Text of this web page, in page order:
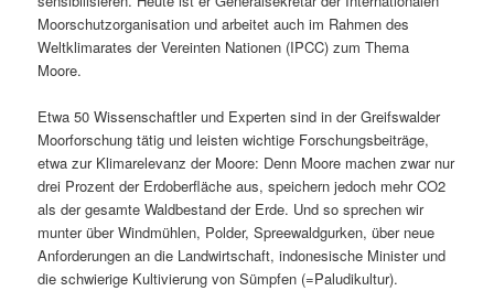
n
g
e
n
Moorschutzorganisation und arbeitet auch im Rahmen des
Weltklimarates der Vereinten Nationen (IPCC) zum Thema
Moore.
Etwa 50 Wissenschaftler und Experten sind in der Greifswalder
Moorforschung tätig und leisten wichtige Forschungsbeiträge,
etwa zur Klimarelevanz der Moore: Denn Moore machen zwar nur
drei Prozent der Erdoberfläche aus, speichern jedoch mehr CO2
als der gesamte Waldbestand der Erde. Und so sprechen wir
munter über Windmühlen, Polder, Spreewaldgurken, über neue
Anforderungen an die Landwirtschaft, indonesische Minister und
die schwierige Kultivierung von Sümpfen (=Paludikultur).